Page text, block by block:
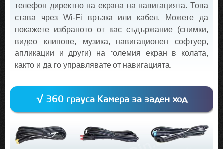
телефон директно на екрана на навигацията. Това
става чрез Wi-Fi връзка или кабел. Можете да
покажете избраното от вас съдържание (снимки,
видео клипове, музика, навигационен софтуер,
апликации и други) на големия екран в колата,
както и да го управлявате от навигацията.
√ 360 грауса Камера за заден ход